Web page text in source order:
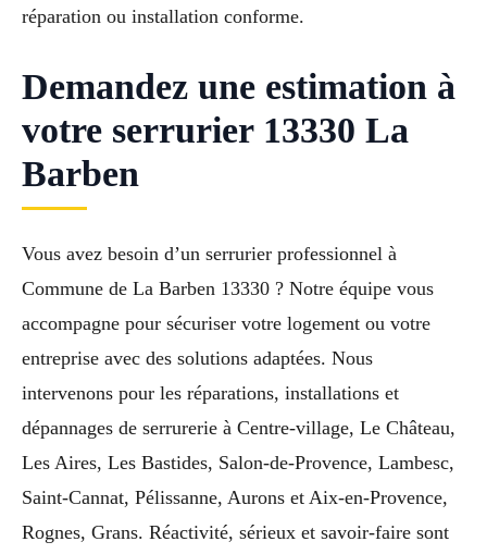
réparation ou installation conforme.
Demandez une estimation à
votre serrurier 13330 La
Barben
Vous avez besoin d’un serrurier professionnel à
Commune de La Barben 13330 ? Notre équipe vous
accompagne pour sécuriser votre logement ou votre
entreprise avec des solutions adaptées. Nous
intervenons pour les réparations, installations et
dépannages de serrurerie à Centre-village, Le Château,
Les Aires, Les Bastides, Salon-de-Provence, Lambesc,
Saint-Cannat, Pélissanne, Aurons et Aix-en-Provence,
Rognes, Grans. Réactivité, sérieux et savoir-faire sont